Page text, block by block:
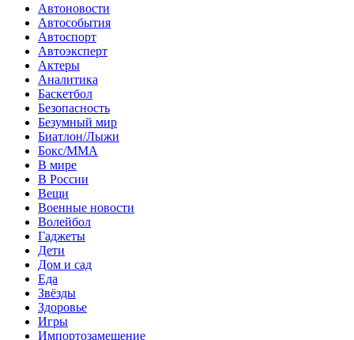
Автоновости
Автособытия
Автоспорт
Автоэксперт
Актеры
Аналитика
Баскетбол
Безопасность
Безумный мир
Биатлон/Лыжи
Бокс/MMA
В мире
В России
Вещи
Военные новости
Волейбол
Гаджеты
Дети
Дом и сад
Еда
Звёзды
Здоровье
Игры
Импортозамещение